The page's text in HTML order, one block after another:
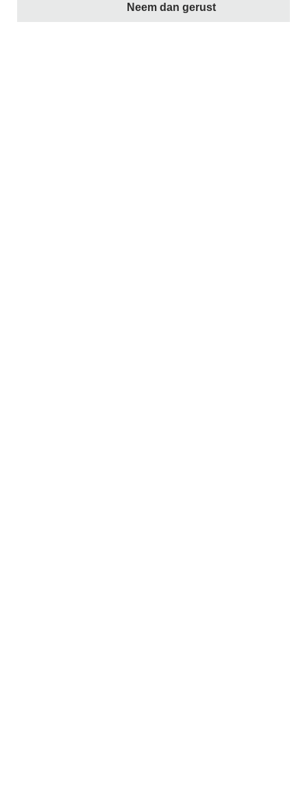
Neem dan gerust